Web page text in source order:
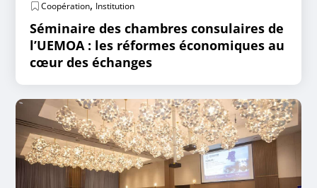
Coopération, Institution
Séminaire des chambres consulaires de
l’UEMOA : les réformes économiques au
cœur des échanges